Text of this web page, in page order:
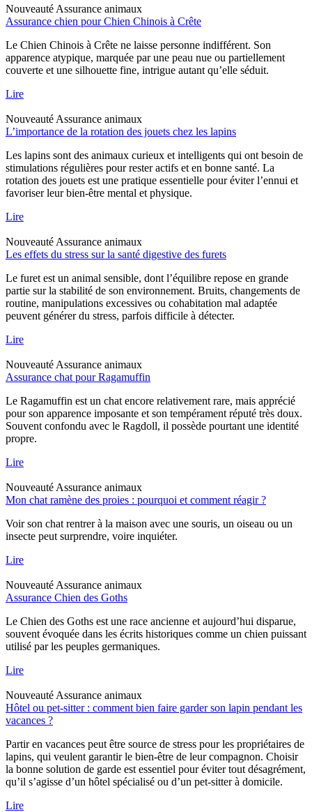
Nouveauté Assurance animaux
Assurance chien pour Chien Chinois à Crête
Le Chien Chinois à Crête ne laisse personne indifférent. Son
apparence atypique, marquée par une peau nue ou partiellement
couverte et une silhouette fine, intrigue autant qu’elle séduit.
Lire
Nouveauté Assurance animaux
L’importance de la rotation des jouets chez les lapins
Les lapins sont des animaux curieux et intelligents qui ont besoin de
stimulations régulières pour rester actifs et en bonne santé. La
rotation des jouets est une pratique essentielle pour éviter l’ennui et
favoriser leur bien-être mental et physique.
Lire
Nouveauté Assurance animaux
Les effets du stress sur la santé digestive des furets
Le furet est un animal sensible, dont l’équilibre repose en grande
partie sur la stabilité de son environnement. Bruits, changements de
routine, manipulations excessives ou cohabitation mal adaptée
peuvent générer du stress, parfois difficile à détecter.
Lire
Nouveauté Assurance animaux
Assurance chat pour Ragamuffin
Le Ragamuffin est un chat encore relativement rare, mais apprécié
pour son apparence imposante et son tempérament réputé très doux.
Souvent confondu avec le Ragdoll, il possède pourtant une identité
propre.
Lire
Nouveauté Assurance animaux
Mon chat ramène des proies : pourquoi et comment réagir ?
Voir son chat rentrer à la maison avec une souris, un oiseau ou un
insecte peut surprendre, voire inquiéter.
Lire
Nouveauté Assurance animaux
Assurance Chien des Goths
Le Chien des Goths est une race ancienne et aujourd’hui disparue,
souvent évoquée dans les écrits historiques comme un chien puissant
utilisé par les peuples germaniques.
Lire
Nouveauté Assurance animaux
Hôtel ou pet-sitter : comment bien faire garder son lapin pendant les
vacances ?
Partir en vacances peut être source de stress pour les propriétaires de
lapins, qui veulent garantir le bien-être de leur compagnon. Choisir
la bonne solution de garde est essentiel pour éviter tout désagrément,
qu’il s’agisse d’un hôtel spécialisé ou d’un pet-sitter à domicile.
Lire